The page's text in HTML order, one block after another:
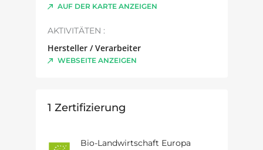
AUF DER KARTE ANZEIGEN
AKTIVITÄTEN :
Hersteller / Verarbeiter
WEBSEITE ANZEIGEN
1 Zertifizierung
Bio-Landwirtschaft Europa